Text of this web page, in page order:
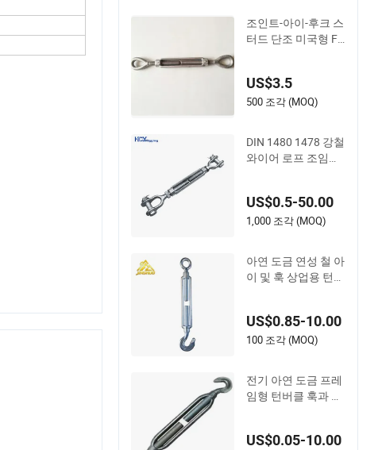
조인트-아이-후크 스
터드 단조 미국형 FF
US$3.5
500 조각 (MOQ)
DIN 1480 1478 강철
와이어 로프 조임용
US$0.5-50.00
1,000 조각 (MOQ)
아연 도금 연성 철 아
이 및 훅 상업용 턴버
웨어
US$0.85-10.00
100 조각 (MOQ)
전기 아연 도금 프레
임형 턴버클 훅과 아
US$0.05-10.00